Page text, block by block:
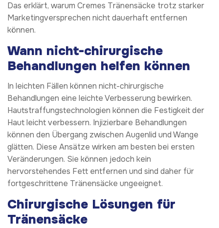
Das erklärt, warum Cremes Tränensäcke trotz starker
Marketingversprechen nicht dauerhaft entfernen
können.
Wann nicht-chirurgische
Behandlungen helfen können
In leichten Fällen können nicht-chirurgische
Behandlungen eine leichte Verbesserung bewirken.
Hautstraffungstechnologien können die Festigkeit der
Haut leicht verbessern. Injizierbare Behandlungen
können den Übergang zwischen Augenlid und Wange
glätten. Diese Ansätze wirken am besten bei ersten
Veränderungen. Sie können jedoch kein
hervorstehendes Fett entfernen und sind daher für
fortgeschrittene Tränensäcke ungeeignet.
Chirurgische Lösungen für
Tränensäcke